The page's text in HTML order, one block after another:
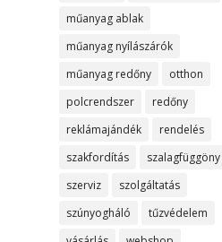
műanyag ablak
műanyag nyílászárók
műanyag redőny
otthon
polcrendszer
redőny
reklámajándék
rendelés
szakfordítás
szalagfüggöny
szerviz
szolgáltatás
szúnyogháló
tűzvédelem